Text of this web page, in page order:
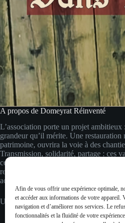
Afin de vous offrir une expérience optimale,
et accéder aux informations de votre appareil.
navigation et d’améliorer nos services. Le
fonctionnalités et la fluidité de votre
A propos de Domeyrat Réinventé
L’association porte un projet
grandeur qu’il mérite. Une restauration
patrimoine, ouvrira la voie à des
Transmission, solidarité, partage : ces
ce joyau de la Basse Auvergne et en
respect du passé et regard vers
accessible à tous.
Un château pour aujourd’hui, pensé